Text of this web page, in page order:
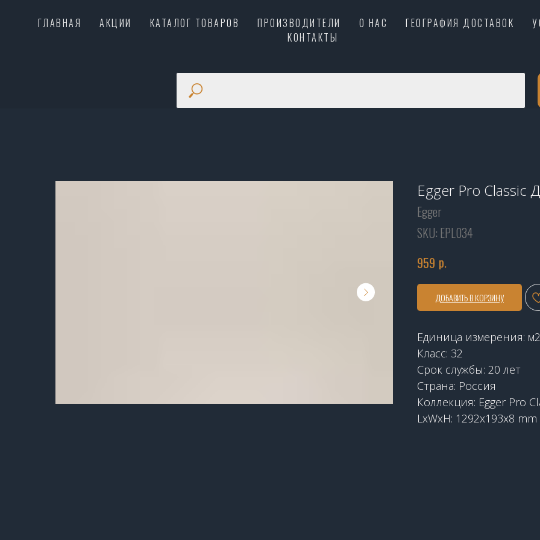
ГЛАВНАЯ АКЦИИ КАТАЛОГ ТОВАРОВ ПРОИЗВОДИТЕЛИ О НАС ГЕОГРАФИЯ ДОСТАВОК
КОНТАКТЫ
Egger Pro Classic
Egger
SKU: EPL034
959 р.
ДОБАВИТЬ В КОРЗИНУ
Единица измерения: м2
Класс: 32
Срок службы: 20 лет
Страна: Россия
Коллекция: Egger Pro
LxWxH: 1292x193x8 mm